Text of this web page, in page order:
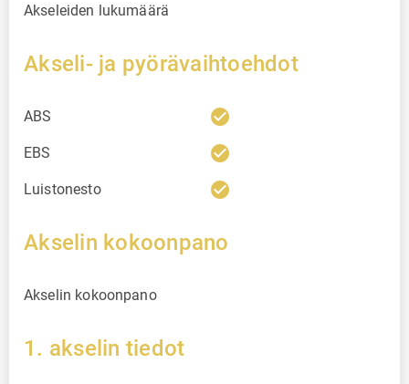
Akseleiden lukumäärä
Akseli- ja pyörävaihtoehdot
ABS check_circle
EBS check_circle
Luistonesto check_circle
Akselin kokoonpano
Akselin kokoonpano
1. akselin tiedot